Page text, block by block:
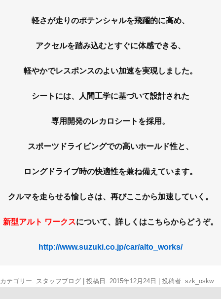
軽さが走りのポテンシャルを飛躍的に高め、
アクセルを踏み込むとすぐに体感できる、
軽やかでレスポンスのよい加速を実現しました。
シートには、人間工学に基づいて設計された
専用開発のレカロシートを採用。
スポーツドライビングでの高いホールド性と、
ロングドライブ時の快適性を兼ね備えています。
クルマを走らせる愉しさは、再びここから加速していく。
新型アルト ワークスについて、詳しくはこちらからどうぞ。
http://www.suzuki.co.jp/car/alto_works/
カテゴリー: スタッフブログ | 投稿日: 2015年12月24日 投稿者: szk_oskw